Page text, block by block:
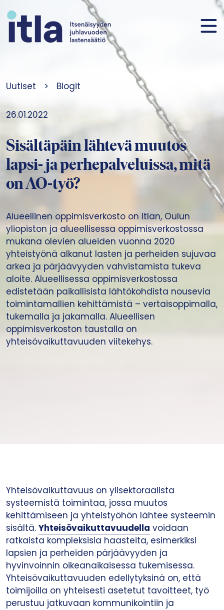
Uutiset > Blogit
26.01.2022
Sisältäpäin lähtevä muutos
lapsi- ja perhepalveluissa, mitä
on AO-työ?
Alueellinen oppimisverkosto on Itlan, Oulun
yliopiston ja alueellisessa oppimisverkostossa
mukana olevien alueiden vuonna 2020
yhteistyönä alkanut lasten ja perheiden sujuvaa
arkea ja pärjäävyyden vahvistamista tukeva
aloite. Alueellisessa oppimisverkostossa
edistetään paikallisista lähtökohdista nousevia
toimintamallien kehittämistä – vertaisoppimalla,
tukemalla ja jakamalla. Alueellisen
oppimisverkoston taustalla on
yhteisövaikuttavuuden viitekehys.
Yhteisövaikuttavuus on ylisektoraalista
systeemistä toimintaa, jossa muutos
kehittämiseen ja yhteistyöhön lähtee systeemin
sisältä. Yhteisövaikuttavuudella voidaan
ratkaista kompleksisia haasteita, esimerkiksi
lapsien ja perheiden pärjäävyyden ja
hyvinvoinnin oikeanaikaisessa tukemisessa.
Yhteisövaikuttavuuden edellytyksinä on, että
toimijoilla on yhteisesti asetetut tavoitteet, työ
perustuu jatkuvaan kommunikointiin ja